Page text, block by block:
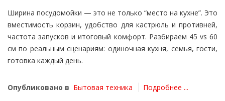
Ширина посудомойки — это не только “место на кухне”. Это
вместимость корзин, удобство для кастрюль и противней,
частота запусков и итоговый комфорт. Разбираем 45 vs 60
см по реальным сценариям: одиночная кухня, семья, гости,
готовка каждый день.
Опубликовано в Бытовая техника Подробнее ...